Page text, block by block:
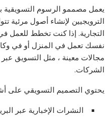
يعمل مصممو الرسوم التسويقية
الترويجيين لإنشاء أصول مرئية
التجارية. إذا كنت تخطط للعمل
نفسك تعمل في المنزل أو في
مجالات معينة ، مثل التسويق
الشركات.
يحتوي التصميم التسويقي على
النشرات الإخبارية عبر